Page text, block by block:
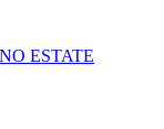
ESTATE